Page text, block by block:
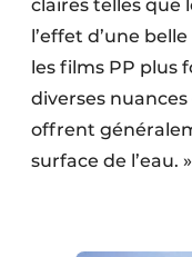
claires telles que
l’effet d’une
les films PP plus
diverses
offrent
surface de l’eau. »